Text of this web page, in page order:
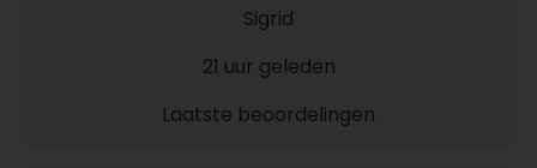
Sigrid
21 uur geleden
Laatste beoordelingen